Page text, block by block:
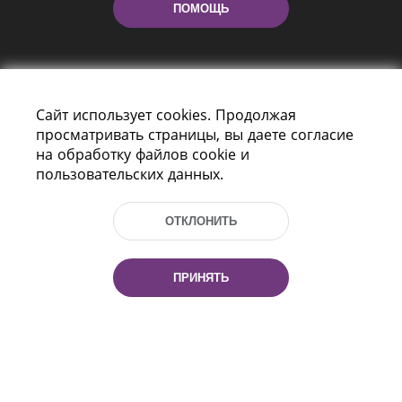
ПОМОЩЬ
Пр-т Независимости 116
г. Минск, Республика Беларусь, 220114
Тел.: (+375 17) 368 37 37, Факс: (+375 17)
Эл. почта: inbox@nlb.by
Сайт использует cookies. Продолжая
просматривать страницы, вы даете согласие
на обработку файлов cookie и
пользовательских данных.
ОТКЛОНИТЬ
ПРИНЯТЬ